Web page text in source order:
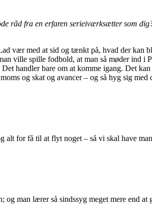
råd fra en erfaren serieiværksætter som
vær med at sid og tænkt på, hvad der kan
ville spille fodbold, at man så møder ind i
handler bare om at komme igang. Det
og skat og avancer – og så hyg sig med
for få til at flyt noget – så vi skal have
man lærer så sindssyg meget mere end at